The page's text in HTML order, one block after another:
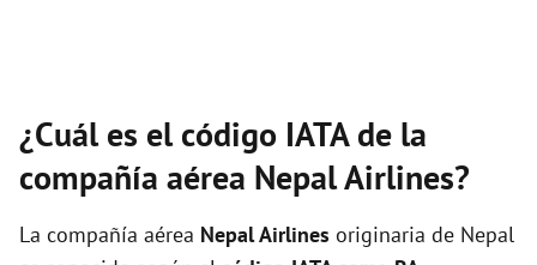
¿Cuál es el código IATA de la
compañía aérea Nepal Airlines?
La compañía aérea Nepal Airlines originaria de Nepal